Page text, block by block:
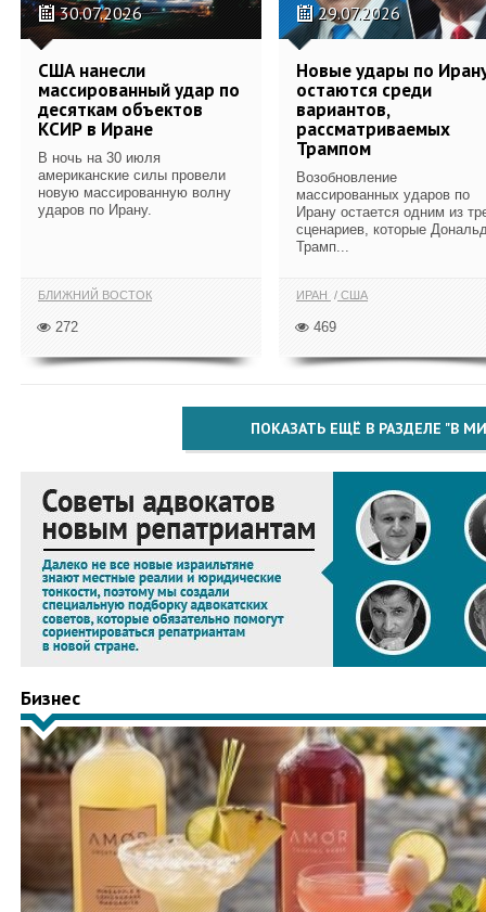
30.07.2026
США нанесли
массированный удар по
десяткам объектов
КСИР в Иране
В ночь на 30 июля
американские силы провели
новую массированную волну
ударов по Ирану.
БЛИЖНИЙ ВОСТОК
272
29.07.2026
Новые удары по
остаются среди
вариантов,
рассматриваемых
Трампом
Возобновление
массированных ударов по
Ирану остается одним из
сценариев, которые
Трамп...
ИРАН США
469
ПОКАЗАТЬ ЕЩЁ В РАЗДЕЛЕ "В
Бизнес